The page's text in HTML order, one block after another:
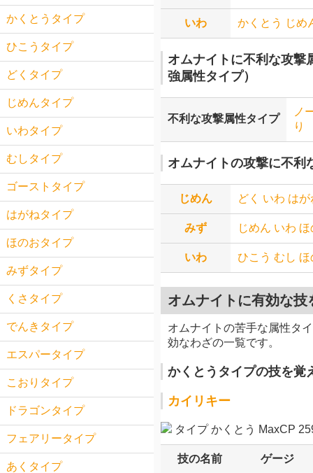
いわ かくとう じめ
オムナイトに不利な攻撃
強属性タイプ）
不利な攻撃属性タイプ
ノ
り
オムナイトの攻撃に不利
じめん どく いわ はが
みず じめん いわ ほ
いわ ひこう むし ほ
オムナイトに有効な技
オムナイトの苦手な属性タ
効なわざの一覧です。
かくとうタイプの技を覚
カイリキー
タイプ かくとう MaxCP
技の名前 ゲージ
かくとうタイプ
ひこうタイプ
どくタイプ
じめんタイプ
いわタイプ
むしタイプ
ゴーストタイプ
はがねタイプ
ほのおタイプ
みずタイプ
くさタイプ
でんきタイプ
エスパータイプ
こおりタイプ
ドラゴンタイプ
フェアリータイプ
あくタイプ